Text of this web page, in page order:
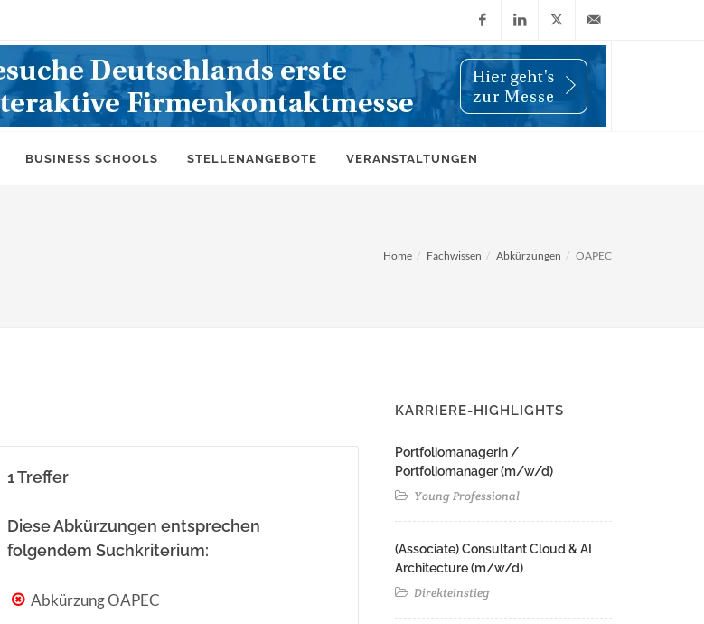
FacebookLinkedIn
X
(Twitter)
info@wiwi-
BUSINESS SCHOOLS STELLENANGEBOTE VERANSTALTUNGEN
Home Fachwissen Abkürzungen OAPEC
1 Treffer
Diese Abkürzungen entsprechen
folgendem Suchkriterium:
Abkürzung OAPEC
KARRIERE-HIGHLIGHTS
Portfoliomanagerin /
Portfoliomanager (m/w/d)
Young Professional
(Associate) Consultant Cloud & AI
Architecture (m/w/d)​ ​
Direkteinstieg